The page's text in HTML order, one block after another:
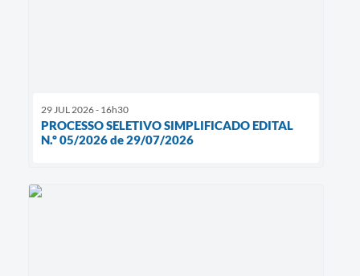
29 JUL 2026 - 16h30
PROCESSO SELETIVO SIMPLIFICADO EDITAL
N.º 05/2026 de 29/07/2026